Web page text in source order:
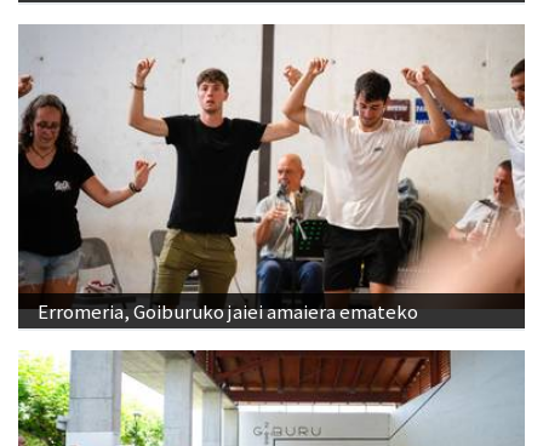
Erromeria, Goiburuko jaiei amaiera emateko